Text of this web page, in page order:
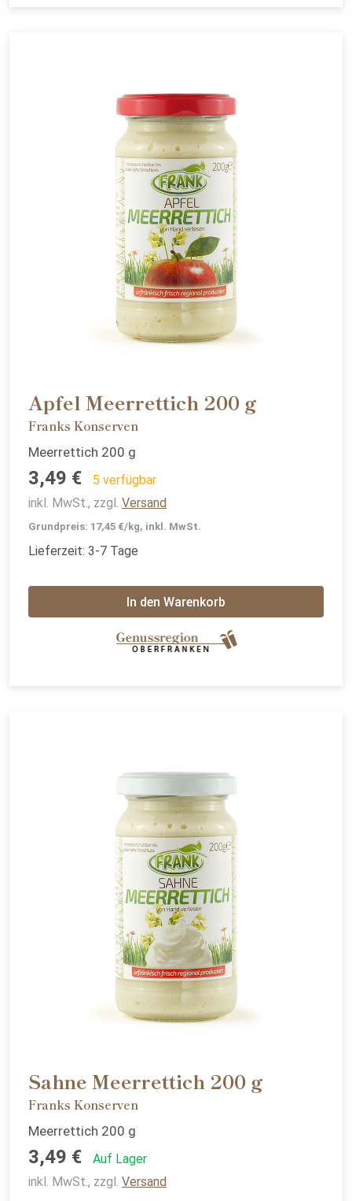
Apfel Meerrettich 200 g
Franks Konserven
Meerrettich 200 g
3,49 €
5 verfügbar
inkl. MwSt., zzgl. Versand
Grundpreis: 17,45 €/kg, inkl. MwSt.
Lieferzeit: 3-7 Tage
In den Warenkorb
Sahne Meerrettich 200 g
Franks Konserven
Meerrettich 200 g
3,49 €
Auf Lager
inkl. MwSt., zzgl. Versand